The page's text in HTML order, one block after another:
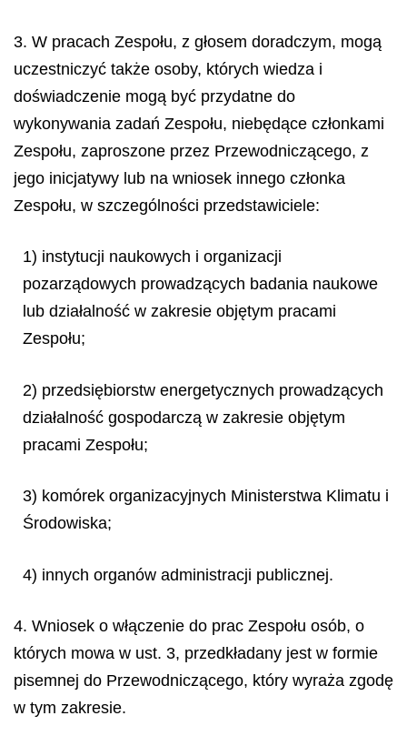
3. W pracach Zespołu, z głosem doradczym, mogą
uczestniczyć także osoby, których wiedza i
doświadczenie mogą być przydatne do
wykonywania zadań Zespołu, niebędące członkami
Zespołu, zaproszone przez Przewodniczącego, z
jego inicjatywy lub na wniosek innego członka
Zespołu, w szczególności przedstawiciele:
1) instytucji naukowych i organizacji
pozarządowych prowadzących badania naukowe
lub działalność w zakresie objętym pracami
Zespołu;
2) przedsiębiorstw energetycznych prowadzących
działalność gospodarczą w zakresie objętym
pracami Zespołu;
3) komórek organizacyjnych Ministerstwa Klimatu i
Środowiska;
4) innych organów administracji publicznej.
4. Wniosek o włączenie do prac Zespołu osób, o
których mowa w ust. 3, przedkładany jest w formie
pisemnej do Przewodniczącego, który wyraża zgodę
w tym zakresie.